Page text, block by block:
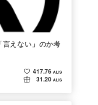
えない」のか考
417.76 ALIS
31.20 ALIS